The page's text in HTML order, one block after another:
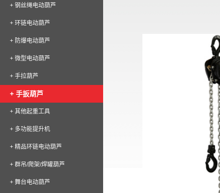
+ 钢丝绳电动葫芦
+ 环链电动葫芦
+ 防爆电动葫芦
+ 微型电动葫芦
+ 手拉葫芦
+ 手扳葫芦
+ 其他起重工具
+ 多功能提升机
+ 精品环链电动葫芦
+ 群吊/爬架/焊罐葫芦
+ 舞台电动葫芦